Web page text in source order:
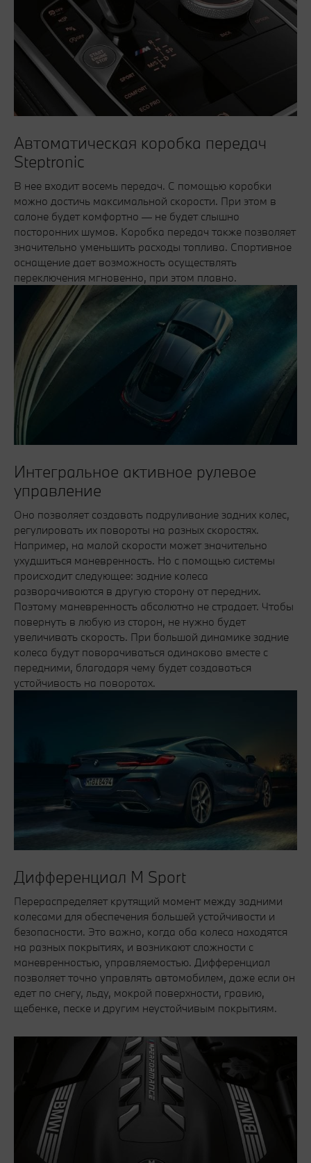
Автоматическая коробка передач
Steptronic
В нее входит восемь передач. С помощью коробки
можно достичь максимальной скорости. При этом в
салоне будет комфортно — не будет слышно
посторонних шумов. Коробка передач также позволяет
значительно уменьшить расходы топлива. Спортивное
оснащение дает возможность осуществлять
переключения мгновенно, при этом плавно.
Интегральное активное рулевое
управление
Оно позволяет создавать подруливание задних колес,
регулировать их повороты на разных скоростях.
Например, на малой скорости может значительно
ухудшиться маневренность. Но с помощью системы
происходит следующее: задние колеса
разворачиваются в другую сторону от передних.
Поэтому маневренность абсолютно не страдает. Чтобы
повернуть в любую из сторон, не нужно будет
увеличивать скорость. При большой динамике задние
колеса будут поворачиваться одинаково вместе с
передними, благодаря чему будет создаваться
устойчивость на поворотах.
Дифференциал М Sport
Перераспределяет крутящий момент между задними
колесами для обеспечения большей устойчивости и
безопасности. Это важно, когда оба колеса находятся
на разных покрытиях, и возникают сложности с
маневренностью, управляемостью. Дифференциал
позволяет точно управлять автомобилем, даже если он
едет по снегу, льду, мокрой поверхности, гравию,
щебенке, песке и другим неустойчивым покрытиям.